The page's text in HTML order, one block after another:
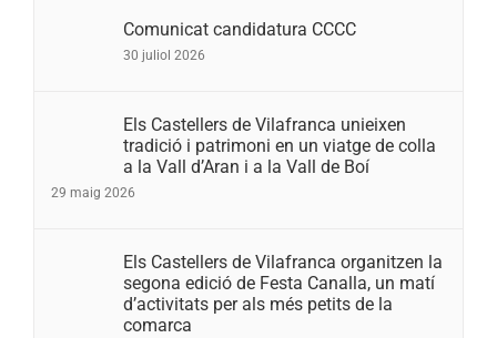
Comunicat candidatura CCCC
30 juliol 2026
Els Castellers de Vilafranca unieixen
tradició i patrimoni en un viatge de colla
a la Vall d’Aran i a la Vall de Boí
29 maig 2026
Els Castellers de Vilafranca organitzen la
segona edició de Festa Canalla, un matí
d’activitats per als més petits de la
comarca